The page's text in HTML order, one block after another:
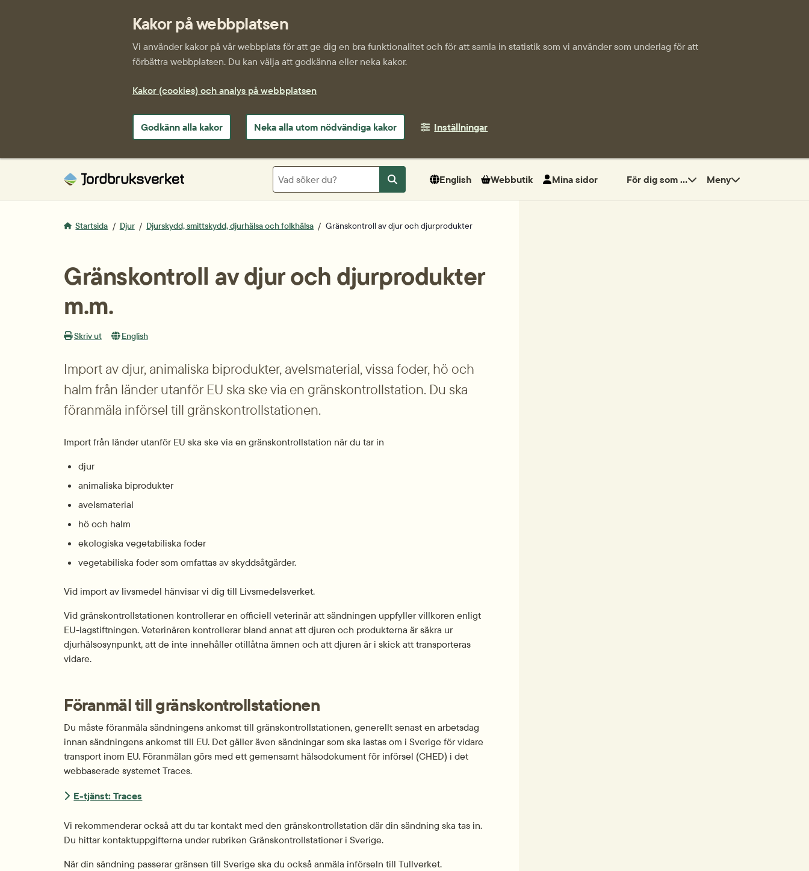
Kakor på webbplatsen
Vi använder kakor på vår webbplats för att ge dig en bra funktionalitet och för att samla in statistik som vi använder som underlag för att
förbättra webbplatsen. Du kan välja att godkänna eller neka kakor.
Kakor (cookies) och analys på webbplatsen
Godkänn alla kakor Neka alla utom nödvändiga kakor Inställningar
Sök
Sök
English Webbutik Mina sidor För dig som ... Meny
Startsida Djur Djurskydd, smittskydd, djurhälsa och folkhälsa Gränskontroll av djur och djurprodukter
Gränskontroll av djur och djurprodukter
m.m.
Skriv ut English
Import av djur, animaliska biprodukter, avelsmaterial, vissa foder, hö och
halm från länder utanför EU ska ske via en gränskontrollstation. Du ska
föranmäla införsel till gränskontrollstationen.
Import från länder utanför EU ska ske via en gränskontrollstation när du tar in
djur
animaliska biprodukter
avelsmaterial
hö och halm
ekologiska vegetabiliska foder
vegetabiliska foder som omfattas av skyddsåtgärder.
Vid import av livsmedel hänvisar vi dig till Livsmedelsverket.
Vid gränskontrollstationen kontrollerar en officiell veterinär att sändningen uppfyller villkoren enligt
EU-lagstiftningen. Veterinären kontrollerar bland annat att djuren och produkterna är säkra ur
djurhälsosynpunkt, att de inte innehåller otillåtna ämnen och att djuren är i skick att transporteras
vidare.
Föranmäl till gränskontrollstationen
Du måste föranmäla sändningens ankomst till gränskontrollstationen, generellt senast en arbetsdag
innan sändningens ankomst till EU. Det gäller även sändningar som ska lastas om i Sverige för vidare
transport inom EU. Föranmälan görs med ett gemensamt hälsodokument för införsel (CHED) i det
webbaserade systemet Traces.
E-tjänst: Traces
Vi rekommenderar också att du tar kontakt med den gränskontrollstation där din sändning ska tas in.
Du hittar kontaktuppgifterna under rubriken Gränskontrollstationer i Sverige.
När din sändning passerar gränsen till Sverige ska du också anmäla införseln till Tullverket.